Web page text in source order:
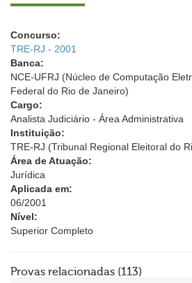
Concurso:
TRE-RJ - 2001
Banca:
NCE-UFRJ (Núcleo de Computação
Federal do Rio de Janeiro)
Cargo:
Analista Judiciário - Área Administrativa
Instituição:
TRE-RJ (Tribunal Regional Eleitoral do
Área de Atuação:
Jurídica
Aplicada em:
06/2001
Nível:
Superior Completo
Provas relacionadas (113)